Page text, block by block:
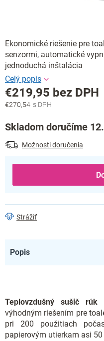
Ekonomické riešenie pre
senzormi, automatické
jednoduchá inštalácia
€270,54
€219,95 bez DPH
Jednotková
Skladom doručíme
Možnosti doručenia
Strážiť
Popis
Teplovzdušný sušič rúk
výhodným riešením pre
pri 200 použitiach
papierovým utierkam asi 50